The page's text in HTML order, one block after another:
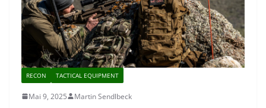
RECON TACTICAL EQUIPMENT
Mai 9, 2025 Martin Sendlbeck